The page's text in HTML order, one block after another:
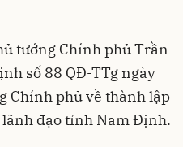
tướng Chính phủ Trần
số 88 QĐ-TTg ngày
Chính phủ về thành lập
đạo tỉnh Nam Định.